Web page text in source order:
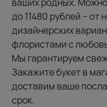
до 11480 рублей – от
дизайнерских
флористами с
Мы гарантируем
Закажите букет в
доставим ваше
срок.